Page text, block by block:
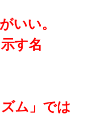
いい。
す名
ム」では